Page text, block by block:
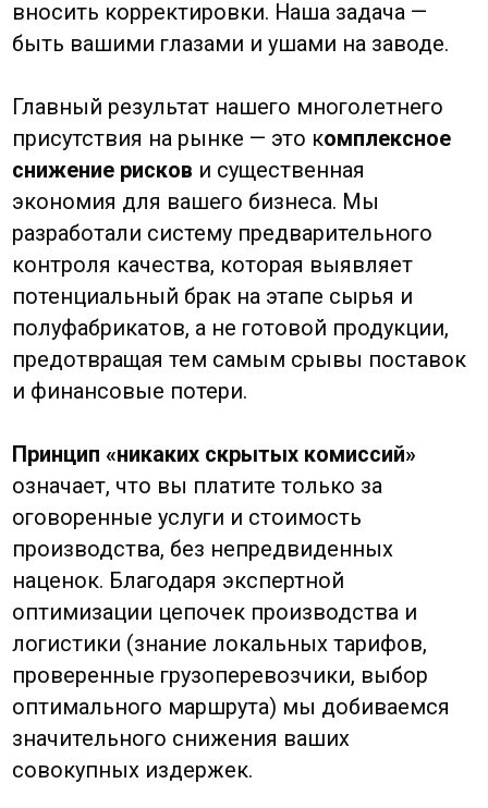
Зачем размещать производство именно в
Китае?
Китай предлагает уникальное сочетание
производственных мощностей, доступа к
инновациям и конкурентной
себестоимости. Это также готовая
логистическая платформа для экспорта по
всему миру.
Как выбрать надежного производителя в
Китае?
Необходимо провести глубокую проверку:
изучить регистрационные документы,
сертификаты, провести аудит
оборудования и мощностей, оценить
работу мы и выполняем для наших
клиентов.
Какие основные риски и как их избежать?
Ключевые риски — срыв сроков,
нестабильное качество и юридические
споры. Стратегии избежания: постоянный
контроль на месте, юридически грамотные
контракты, работа с опытным локальным
партнером (как UGL Consulting) и